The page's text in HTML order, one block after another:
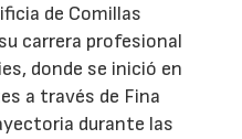
de Comillas
carrera profesional
donde se inició en
a través de Fina
durante las